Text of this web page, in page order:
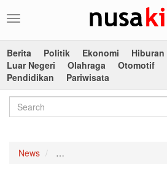
Toggle
Berita
Politik Ekonomi Hiburan
Luar Negeri
Olahraga Otomotif
Pendidikan
Pariwisata
News